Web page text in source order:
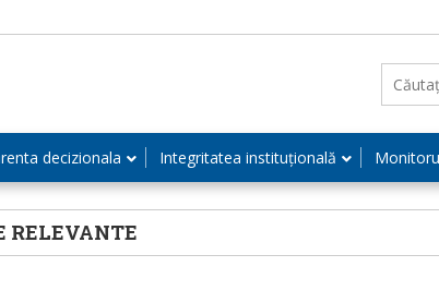
decizionala Integritatea instituțională
RELEVANTE